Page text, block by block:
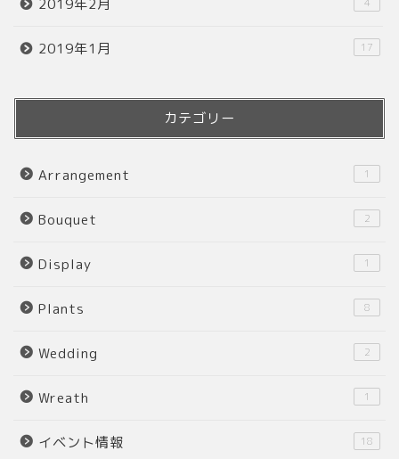
2019年1月 17
カテゴリー
Arrangement 1
Bouquet 2
Display 1
Plants 8
Wedding 2
Wreath 1
イベント情報 18